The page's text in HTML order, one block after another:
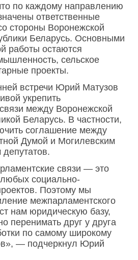
по каждому направлению
ответственные
стороны Воронежской
Беларусь. Основными
работы остаются
сельское
проекты.
встречи Юрий Матузов
укрепить
между Воронежской
Беларусь. В частности,
соглашение между
Думой и Могилевским
связи — это
социально-
Поэтому мы
межпарламентского
нам юридическую базу,
перенимать друг у друга
по самому широкому
— подчеркнул Юрий